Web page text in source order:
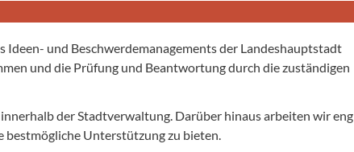
Ideen- und Beschwerdemanagements der Landeshauptstadt
und die Prüfung und Beantwortung durch die zuständigen
der Stadtverwaltung. Darüber hinaus arbeiten wir eng
Unterstützung zu bieten.